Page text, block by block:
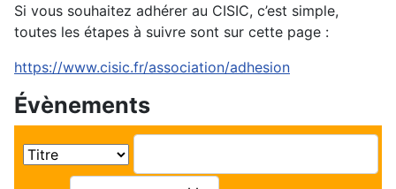
Si vous souhaitez adhérer au CISIC, c’est simple,
toutes les étapes à suivre sont sur cette page :
https://www.cisic.fr/association/adhesion
Évènements